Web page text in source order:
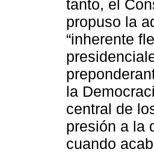
tanto, el
propuso la
“inherente
la
central de
presión a la
cuando